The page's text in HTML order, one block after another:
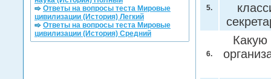
5.
6.
Какую
Ответы на вопросы теста Мировые
цивилизации (История) Легкий
Ответы на вопросы теста Мировые
цивилизации (История) Средний